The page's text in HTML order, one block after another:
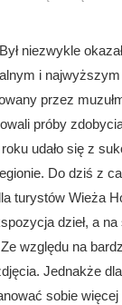
niezwykle
i
przez
próby
udało się z
Do dziś z
turystów Wieża
dzieł, a
względu na
Jednakże
sobie